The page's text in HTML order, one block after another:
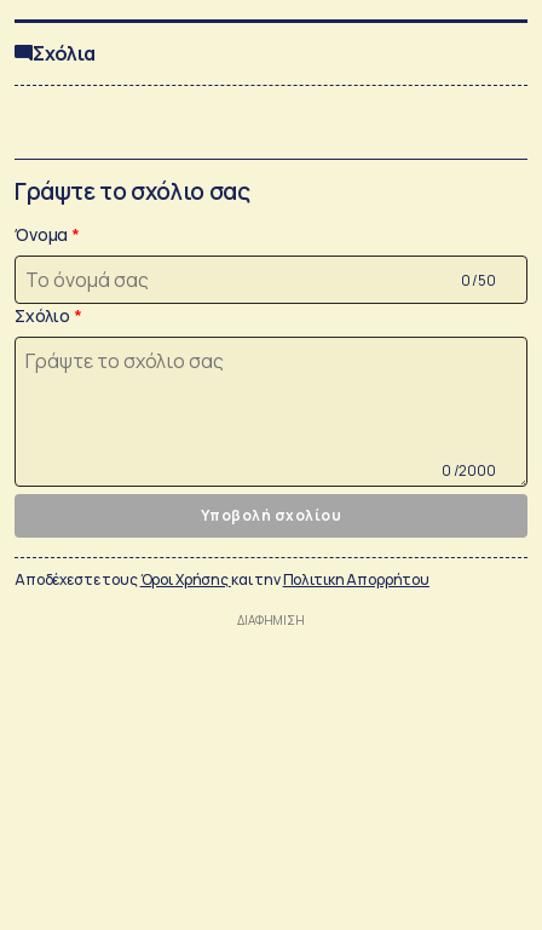
Σχόλια
Γράψτε το σχόλιο σας
Όνομα
0 /50
Σχόλιο
0 /2000
Υποβολή σχολίου
Αποδέχεστε τουςΌροι Χρήσηςκαι τηνΠολιτικη Απορρήτου